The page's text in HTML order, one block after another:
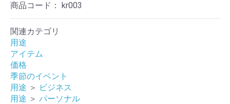
商品コード： kr003
関連カテゴリ
用途
アイテム
価格
季節のイベント
用途 ＞ ビジネス
用途 ＞ パーソナル